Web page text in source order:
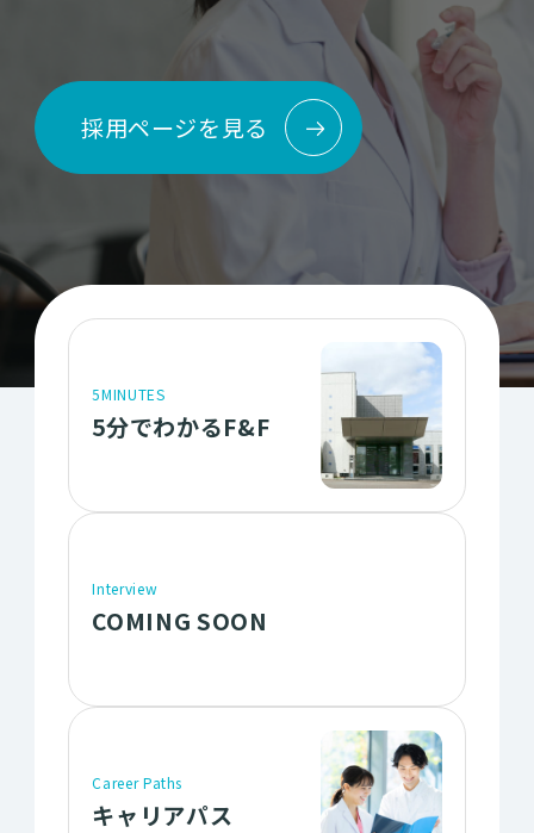
採用ページを見る
5MINUTES
5分でわかるF&F
Interview
COMING SOON
Career Paths
キャリアパス